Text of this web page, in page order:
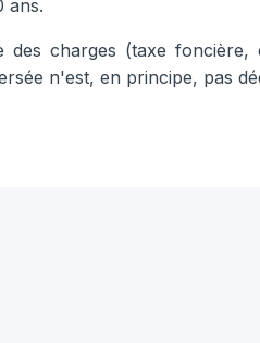
ans.
des charges (taxe
n'est, en principe, pas